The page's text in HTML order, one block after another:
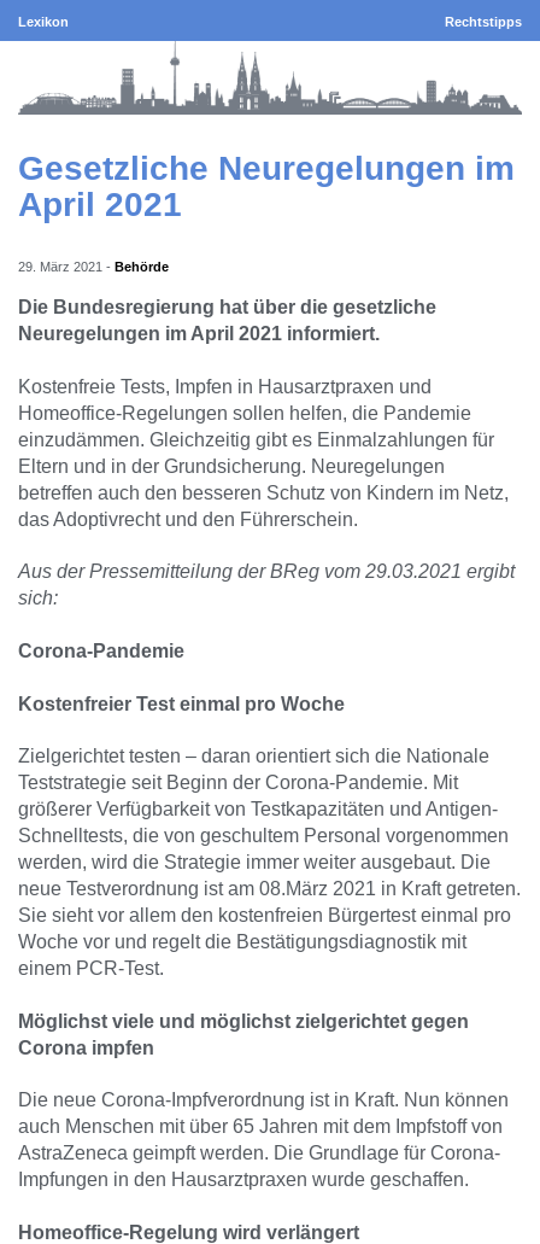
Lexikon Rechtstipps
Gesetzliche Neuregelungen im
April 2021
29. März 2021 - Behörde
Die Bundesregierung hat über die gesetzliche
Neuregelungen im April 2021 informiert.
Kostenfreie Tests, Impfen in Hausarztpraxen und
Homeoffice-Regelungen sollen helfen, die Pandemie
einzudämmen. Gleichzeitig gibt es Einmalzahlungen für
Eltern und in der Grundsicherung. Neuregelungen
betreffen auch den besseren Schutz von Kindern im Netz,
das Adoptivrecht und den Führerschein.
Aus der Pressemitteilung der BReg vom 29.03.2021 ergibt
sich:
Corona-Pandemie
Kostenfreier Test einmal pro Woche
Zielgerichtet testen – daran orientiert sich die Nationale
Teststrategie seit Beginn der Corona-Pandemie. Mit
größerer Verfügbarkeit von Testkapazitäten und Antigen-
Schnelltests, die von geschultem Personal vorgenommen
werden, wird die Strategie immer weiter ausgebaut. Die
neue Testverordnung ist am 08.März 2021 in Kraft getreten.
Sie sieht vor allem den kostenfreien Bürgertest einmal pro
Woche vor und regelt die Bestätigungsdiagnostik mit
einem PCR-Test.
Möglichst viele und möglichst zielgerichtet gegen
Corona impfen
Die neue Corona-Impfverordnung ist in Kraft. Nun können
auch Menschen mit über 65 Jahren mit dem Impfstoff von
AstraZeneca geimpft werden. Die Grundlage für Corona-
Impfungen in den Hausarztpraxen wurde geschaffen.
Homeoffice-Regelung wird verlängert